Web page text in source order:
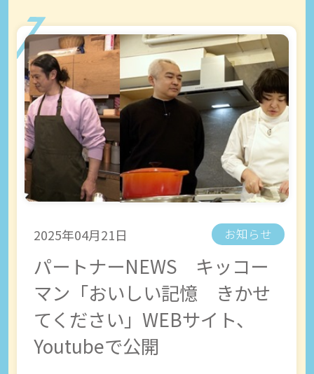
2025年04月21日 お知らせ
パートナーNEWS キッコー
マン「おいしい記憶 きかせ
てください」WEBサイト、
Youtubeで公開